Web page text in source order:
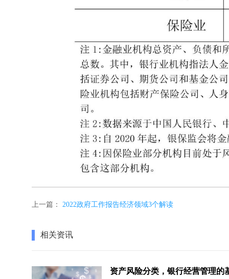
上一篇： 2022政府工作报告经济领域3个解读
相关资讯
资产风险分类，银行经营管理的